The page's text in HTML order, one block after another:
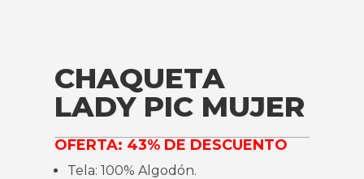
CHAQUETA
LADY PIC MUJER
OFERTA: 43% DE DESCUENTO
Tela: 100% Algodón.